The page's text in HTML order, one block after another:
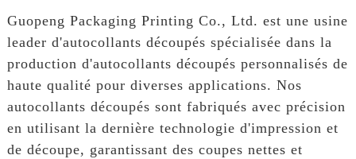
Guopeng Packaging Printing Co., Ltd. est une usine
leader d'autocollants découpés spécialisée dans la
production d'autocollants découpés personnalisés de
haute qualité pour diverses applications. Nos
autocollants découpés sont fabriqués avec précision
en utilisant la dernière technologie d'impression et
de découpe, garantissant des coupes nettes et